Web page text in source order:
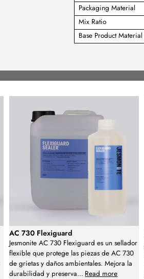
Packaging Material
Mix Ratio
Base Product Material
AC 730 Flexiguard
Jesmonite AC 730 Flexiguard es un sellador
flexible que protege las piezas de AC 730
de grietas y daños ambientales. Mejora la
durabilidad y preserva... Read more